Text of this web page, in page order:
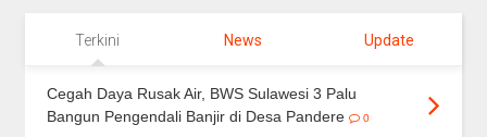
Terkini News Update
Cegah Daya Rusak Air, BWS Sulawesi 3 Palu
Bangun Pengendali Banjir di Desa Pandere
0